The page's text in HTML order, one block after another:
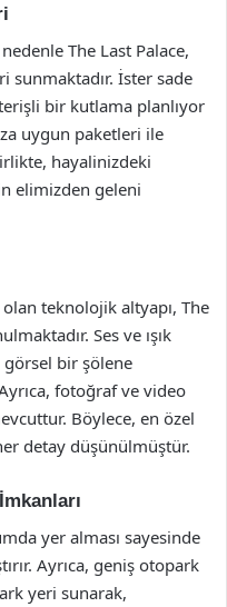
The Last Palace,
sunmaktadır. İster sade
bir kutlama planlıyor
uygun paketleri ile
hayalinizdeki
elimizden geleni
teknolojik altyapı, The
Ses ve ışık
görsel bir şölene
fotoğraf ve video
Böylece, en özel
detay düşünülmüştür.
yer alması sayesinde
Ayrıca, geniş otopark
yeri sunarak,